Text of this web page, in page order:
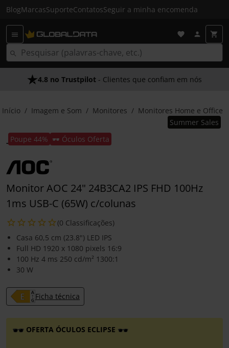
BlogMarcasSuporteContatosSeguir a minha encomenda
4.8 no Trustpilot - Clientes que confiam em nós
Início Imagem e Som Monitores Monitores Home e Office
Poupe 44% 🕶️ Óculos Oferta
Summer Sales
Monitor AOC 24" 24B3CA2 IPS FHD 100Hz
1ms USB-C (65W) c/colunas
(0 Classificações)
Casa 60,5 cm (23.8") LED IPS
Full HD 1920 x 1080 pixels 16:9
100 Hz 4 ms 250 cd/m² 1300:1
30 W
Ficha técnica
OFERTA ÓCULOS ECLIPSE